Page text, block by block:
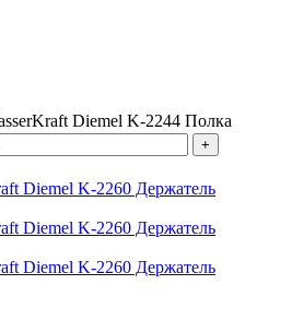
Diemel K-2244 Полка